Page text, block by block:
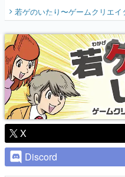
『少年
り】
若ゲのいたり〜ゲームクリエイ
X
Discord